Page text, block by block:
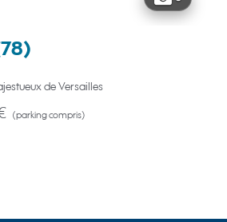
de Versailles
(parking compris)